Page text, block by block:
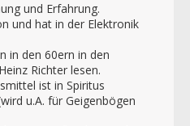
und Erfahrung.
und hat in der Elektronik
in den 60ern in den
Richter lesen.
ist in Spiritus
u.A. für Geigenbögen